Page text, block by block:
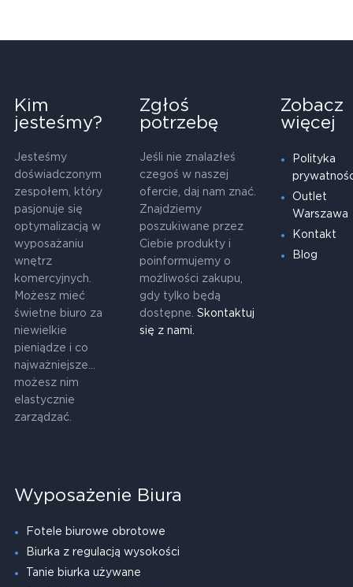
Kim
jesteśmy?
Jesteśmy
doświadczonym
zespołem, który
pasjonuje się
optymalizacją w
wyposażaniu
wnętrz
komercyjnych.
Możesz mieć
świetne biuro za
niewielkie
pieniądze i co
najważniejsze...
możesz nim
elastycznie
zarządzać.
Zgłoś
potrzebę
Jeśli nie znalazłeś
czegoś w naszej
ofercie, daj nam znać.
Znajdziemy
poszukiwane przez
Ciebie produkty i
poinformujemy o
możliwości zakupu,
gdy tylko będą
dostępne. Skontaktuj
się z nami.
Zobacz
więcej
Polityka
Outlet
Warszawa
Kontakt
Blog
Wyposażenie Biura
Fotele biurowe obrotowe
Biurka z regulacją wysokości
Tanie biurka używane